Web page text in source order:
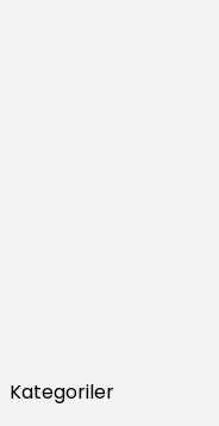
Kategoriler